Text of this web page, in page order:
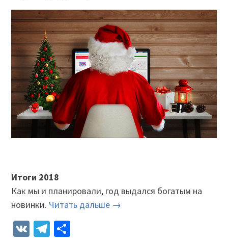
Итоги 2018
Как мы и планировали, год выдался богатым на
новинки. Читать дальше →
VK Telegram